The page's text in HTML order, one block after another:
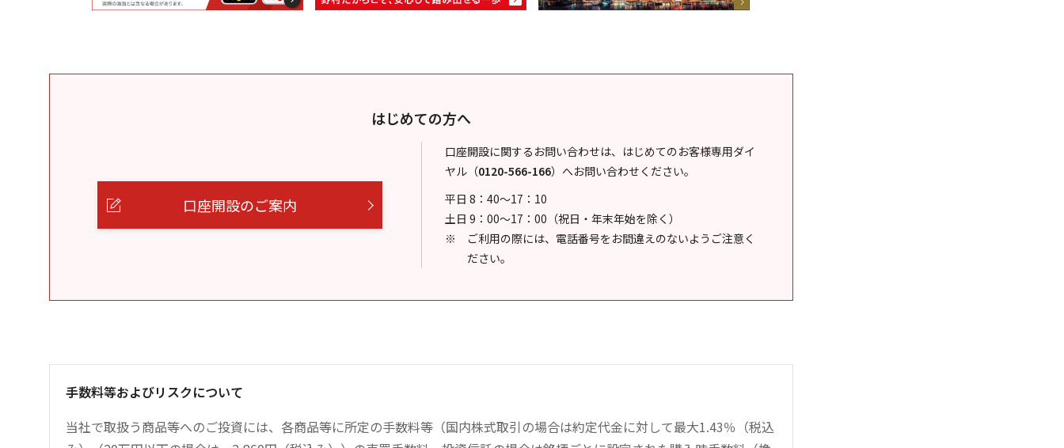
はじめての方へ
口座開設のご案内
口座開設に関するお問い合わせは、はじめてのお客様専用ダイ
ヤル （0120-566-166） へお問い合わせください。
平日 8：40～17：10
土日 9：00～17：00（祝日・年末年始を除く）
ご利用の際には、電話番号をお間違えのないようご注意く
ださい。
手数料等およびリスクについて
当社で取扱う商品等へのご投資には、各商品等に所定の手数料等（国内株式取引の場合は約定代金に対して最大1.43％（税込